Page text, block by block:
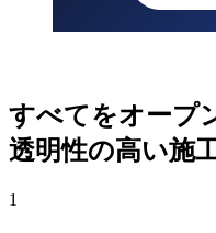
すべてをオープ
透明性の高い施
1